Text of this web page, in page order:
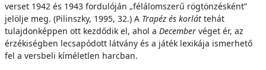
verset 1942 és 1943 fordulóján „félálomszerű rögtönzésként”
jelölje meg. (Pilinszky, 1995, 32.) A Trapéz és korlát tehát
tulajdonképpen ott kezdődik el, ahol a December véget ér, az
érzékiségben lecsapódott látvány és a játék lexikája ismerhető
fel a versbeli kíméletlen harcban.